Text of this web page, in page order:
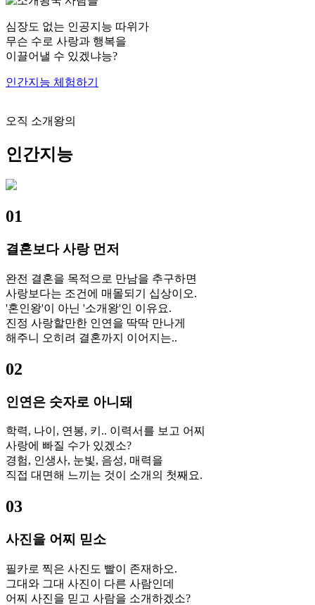
심장도 없는 인공지능 따위가
무슨 수로 사랑과 행복을
이끌어낼 수 있겠냐능?
인간지능 체험하기
오직 소개왕의
인간지능
01
결혼보다 사랑 먼저
완전 결혼을 목적으로 만남을 추구하면
사랑보다는 조건에 매몰되기 십상이오.
'혼인왕'이 아닌 '소개왕'인 이유요.
진정 사랑할만한 인연을 딱딱 만나게
해주니 오히려 결혼까지 이어지는..
02
인연은 숫자로 아니돼
학력, 나이, 연봉, 키.. 이력서를 보고 어찌
사랑에 빠질 수가 있겠소?
경험, 인생사, 눈빛, 음성, 매력을
직접 대면해 느끼는 것이 소개의 첫째요.
03
사진을 어찌 믿소
필카로 찍은 사진도 빨이 존재하오.
그대와 그대 사진이 다른 사람인데
어찌 사진을 믿고 사람을 소개하겠소?